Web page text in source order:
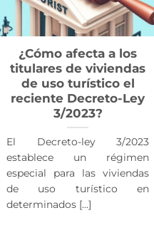
¿Cómo afecta a los
titulares de viviendas
de uso turístico el
reciente Decreto-Ley
3/2023?
El Decreto-ley 3/2023
establece un régimen
especial para las viviendas
de uso turístico en
determinados [...]